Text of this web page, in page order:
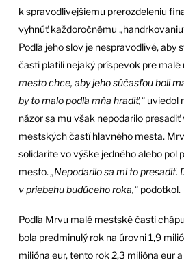
k spravodlivejšiemu prerozdeleniu
vyhnúť každoročnému
Podľa jeho slov je nespravodlivé, aby
časti platili nejaký príspevok pre malé
mesto chce, aby jeho súčasťou boli
by to malo podľa mňa hradiť,“ uviedol
názor sa mu však nepodarilo
mestských častí hlavného mesta.
solidarite vo výške jedného alebo pol
mesto. „Nepodarilo sa mi to presadiť.
v priebehu budúceho roka,“podotkol.
Podľa Mrvu malé mestské časti
bola predminulý rok na úrovni 1,9
milióna eur, tento rok 2,3 milióna eur